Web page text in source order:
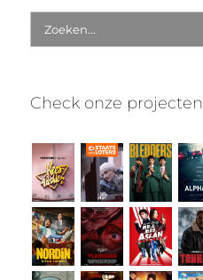
Zoek
naar:
Check onze projecten